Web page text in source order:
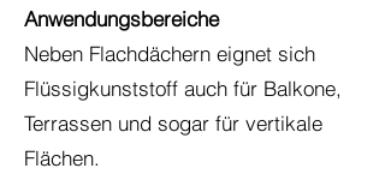
Anwendungsbereiche
Neben Flachdächern eignet sich
Flüssigkunststoff auch für Balkone,
Terrassen und sogar für vertikale
Flächen.